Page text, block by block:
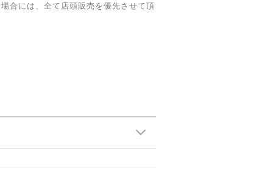
合には、全て店頭販売を優先させて頂